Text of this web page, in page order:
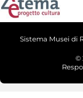
Sistema Musei di
©